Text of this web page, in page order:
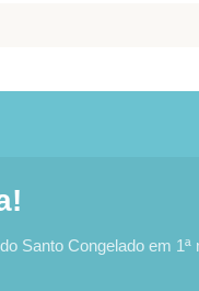
Santo Congelado em 1ª